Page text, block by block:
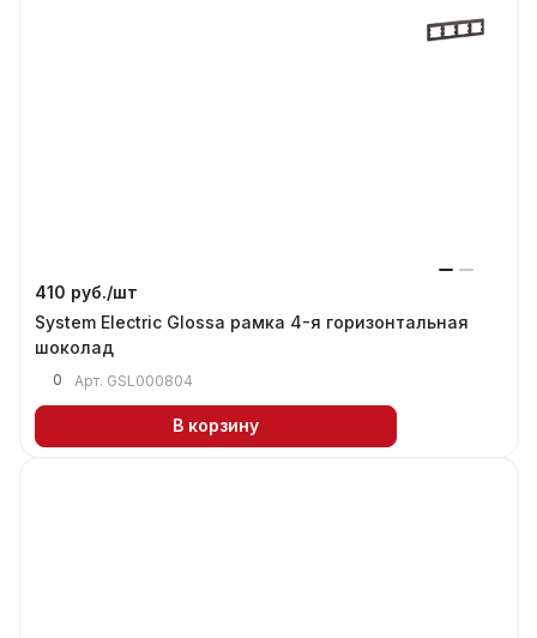
410 руб./шт
System Electric Glossa рамка 4-я горизонтальная
шоколад
0 Арт. GSL000804
В корзину